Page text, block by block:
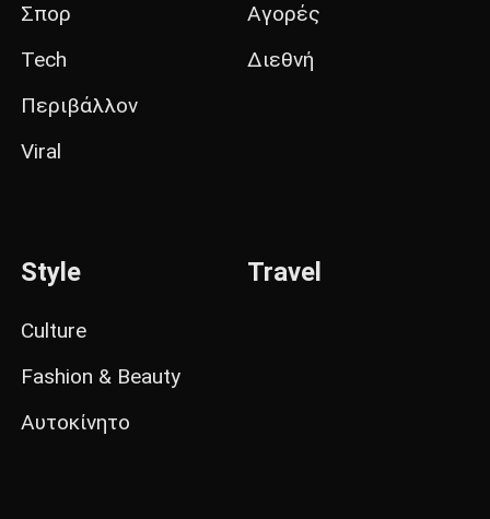
Σπορ
Tech
Περιβάλλον
Viral
Αγορές
Διεθνή
Style
Culture
Fashion & Beauty
Αυτοκίνητο
Travel